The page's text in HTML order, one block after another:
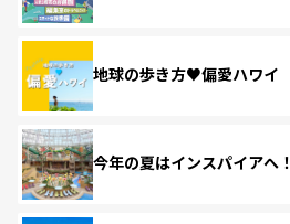
地球の歩き方♥偏愛ハワイ
今年の夏はインスパイアへ！